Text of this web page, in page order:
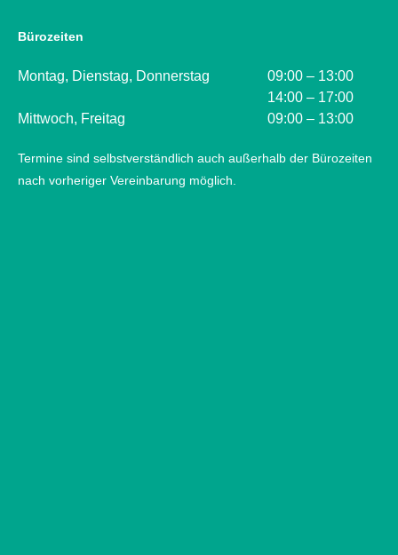
Bürozeiten
Montag, Dienstag, Donnerstag
09:00 – 13:00
14:00 – 17:00
Mittwoch, Freitag
09:00 – 13:00
Termine sind selbstverständlich auch außerhalb der Bürozeiten
nach vorheriger Vereinbarung möglich.